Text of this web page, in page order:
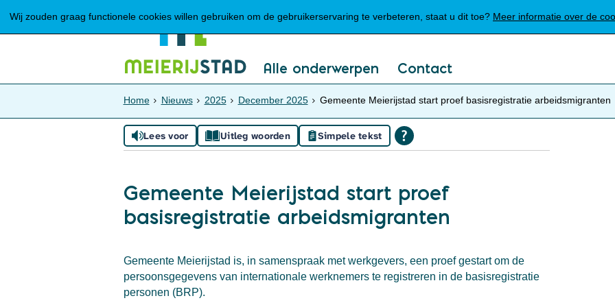
Wij zouden graag functionele cookies willen gebruiken om de gebruikerservaring te verbeteren, staat u dit toe? Meer informatie over de
Mijn Meierijstad
Alle onderwerpen Contact
Home Nieuws 2025 December 2025 Gemeente Meierijstad start proef basisregistratie arbeidsmigranten
Lees voor Uitleg woorden Simpele tekst
Gemeente Meierijstad start proef
basisregistratie arbeidsmigranten
Gemeente Meierijstad is, in samenspraak met werkgevers, een proef gestart om de
persoonsgegevens van internationale werknemers te registreren in de basisregistratie
personen (BRP).